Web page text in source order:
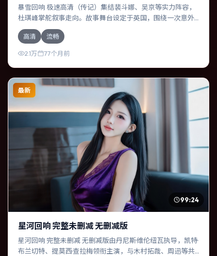
暴雪回响 极速高清（传记）集结裴斗娜、吴京等实力阵容，
杜琪峰掌舵叙事走向。故事舞台设定于英国，围绕一次意外
选择展开连锁反应；配乐与色彩高度服务于主题，结尾留白
耐人寻味。
高清 流畅
2.1万 77个月前
最新
99:24
星河回响 完整未删减 无删减版
星河回响 完整未删减 无删减版由丹尼斯·维伦纽瓦执导，凯特·
布兰切特、提莫西·查拉梅领衔主演，与木村拓哉、周迅等共